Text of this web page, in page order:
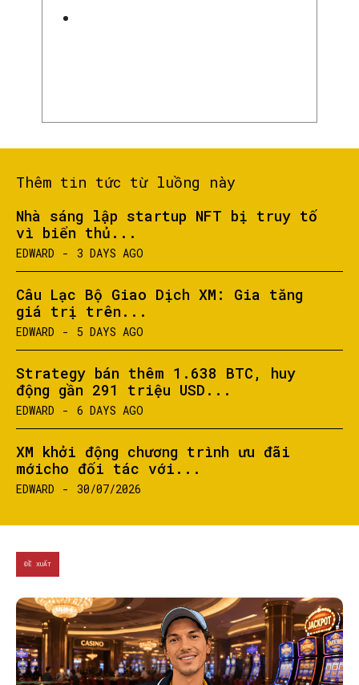
Thêm tin tức từ luồng này
Nhà sáng lập startup NFT bị truy tố
vì biển thủ...
EDWARD - 3 DAYS AGO
Câu Lạc Bộ Giao Dịch XM: Gia tăng
giá trị trên...
EDWARD - 5 DAYS AGO
Strategy bán thêm 1.638 BTC, huy
động gần 291 triệu USD...
EDWARD - 6 DAYS AGO
XM khởi động chương trình ưu đãi
mớicho đối tác với...
EDWARD - 30/07/2026
ĐỀ XUẤT